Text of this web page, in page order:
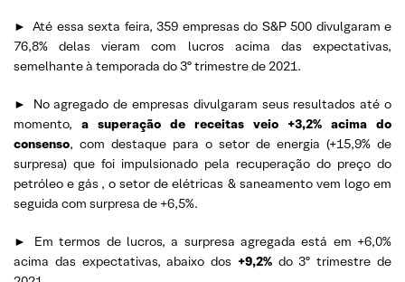
► Até essa sexta feira, 359 empresas do S&P 500 divulgaram e
76,8% delas vieram com lucros acima das expectativas,
semelhante à temporada do 3º trimestre de 2021.
►
No agregado de empresas divulgaram seus resultados até o
momento, a superação de receitas veio +3,2% acima do
consenso, com destaque para o setor de energia (+15,9% de
surpresa) que foi impulsionado pela recuperação do preço do
petróleo e gás , o setor de elétricas & saneamento vem logo em
seguida com surpresa de +6,5%.
►
Em termos de lucros, a surpresa agregada está em +6,0%
acima das expectativas, abaixo dos +9,2% do 3º trimestre de